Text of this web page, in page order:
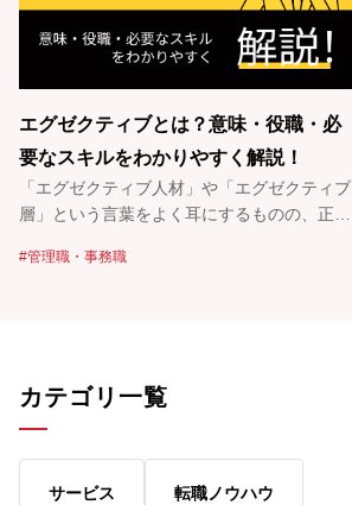
エグゼクティブとは？意味・役職・必
要なスキルをわかりやすく解説！
「エグゼクティブ人材」や「エグゼクティブ
層」という言葉をよく耳にするものの、正確
でしょうか。エグゼクティブは外資系企業を
一般的な転職活動とは異なる点も特徴です。
の方法もあわせて紹介します。ぜひ今後のキ
管理職・事務職
カテゴリ一覧
サービス 転職ノウハウ